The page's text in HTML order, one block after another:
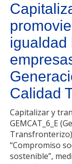
igualdad
Calidad
Capitalizar y
GEMCAT_6_E
“Compromiso
sostenible”,